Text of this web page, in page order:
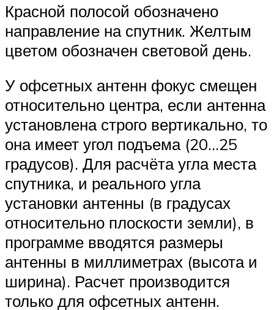
Красной полосой обозначено
направление на спутник. Желтым
цветом обозначен световой день.
У офсетных антенн фокус смещен
относительно центра, если антенна
установлена строго вертикально, то
она имеет угол подъема (20…25
градусов). Для расчёта угла места
спутника, и реального угла
установки антенны (в градусах
относительно плоскости земли), в
программе вводятся размеры
антенны в миллиметрах (высота и
ширина). Расчет производится
только для офсетных антенн.